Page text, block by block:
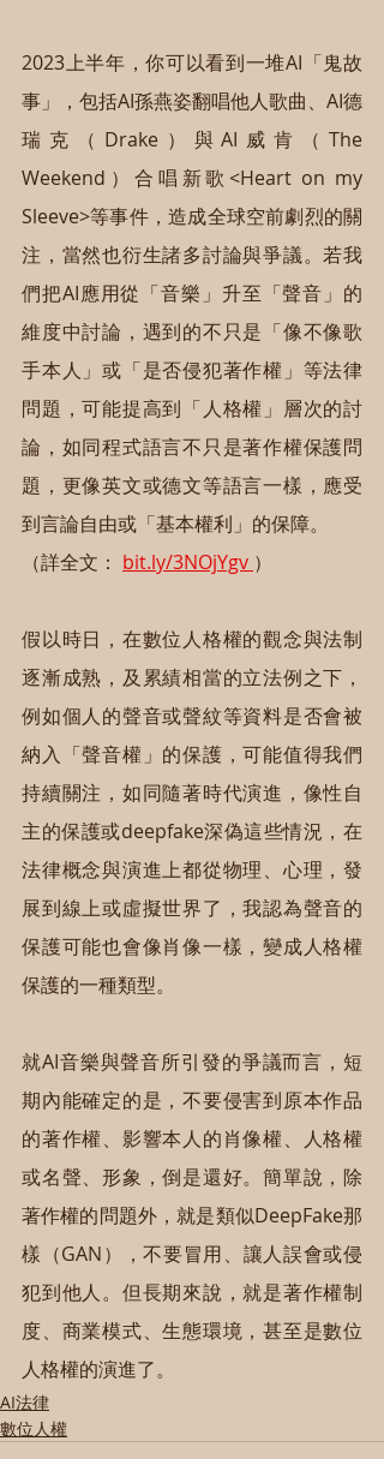
2023上半年，你可以看到一堆AI「鬼故
事」，包括AI孫燕姿翻唱他人歌曲、AI德
瑞克（Drake）與AI威肯（The
Weekend）合唱新歌<Heart on my
Sleeve>等事件，造成全球空前劇烈的關
注，當然也衍生諸多討論與爭議。若我
們把AI應用從「音樂」升至「聲音」的
維度中討論，遇到的不只是「像不像歌
手本人」或「是否侵犯著作權」等法律
問題，可能提高到「人格權」層次的討
論，如同程式語言不只是著作權保護問
題，更像英文或德文等語言一樣，應受
到言論自由或「基本權利」的保障。
（詳全文： bit.ly/3NOjYgv ）
假以時日，在數位人格權的觀念與法制
逐漸成熟，及累績相當的立法例之下，
例如個人的聲音或聲紋等資料是否會被
納入「聲音權」的保護，可能值得我們
持續關注，如同隨著時代演進，像性自
主的保護或deepfake深偽這些情況，在
法律概念與演進上都從物理、心理，發
展到線上或虛擬世界了，我認為聲音的
保護可能也會像肖像一樣，變成人格權
保護的一種類型。
就AI音樂與聲音所引發的爭議而言，短
期內能確定的是，不要侵害到原本作品
的著作權、影響本人的肖像權、人格權
或名聲、形象，倒是還好。簡單說，除
著作權的問題外，就是類似DeepFake那
樣（GAN），不要冒用、讓人誤會或侵
犯到他人。但長期來說，就是著作權制
度、商業模式、生態環境，甚至是數位
人格權的演進了。
AI法律
數位人權